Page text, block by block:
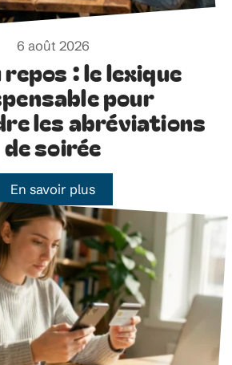
6 août 2026
repos : le lexique
pour
les abréviations
de soirée
En savoir plus